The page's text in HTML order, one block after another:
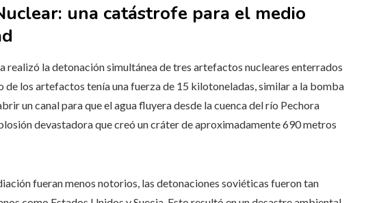
una catástrofe para el medio
realizó la detonación simultánea de tres artefactos nucleares enterrados
de los artefactos tenía una fuerza de 15 kilotoneladas, similar a la bomba
un canal para que el agua fluyera desde la cuenca del río Pechora
devastadora que creó un cráter de aproximadamente 690 metros
fueran menos notorios, las detonaciones soviéticas fueron tan